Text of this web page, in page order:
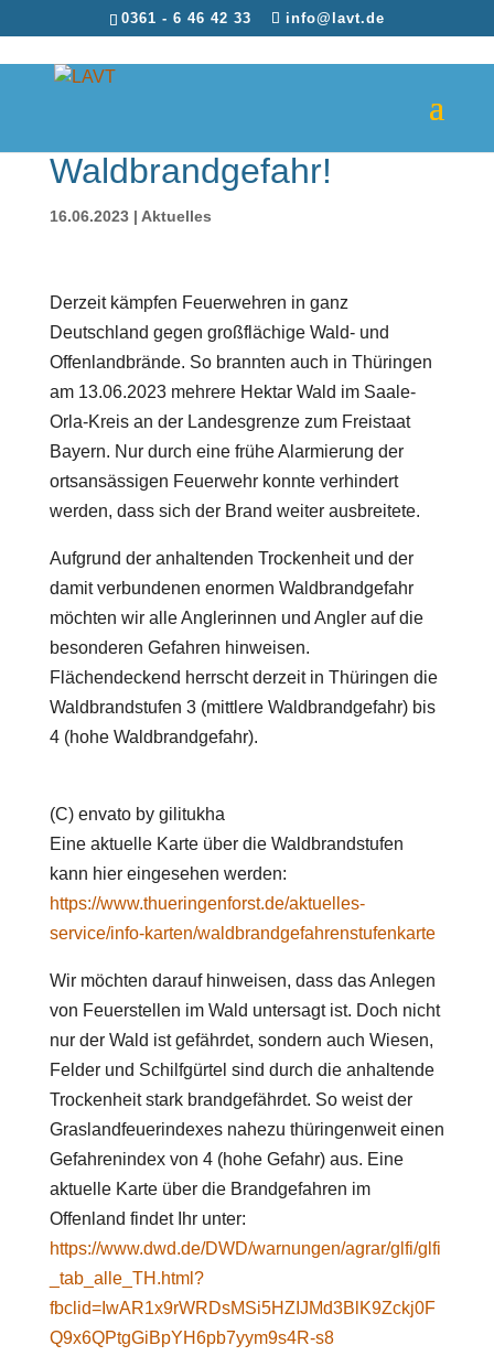
0361 - 6 46 42 33 info@lavt.de
Waldbrandgefahr!
16.06.2023| Aktuelles
Derzeit kämpfen Feuerwehren in ganz
Deutschland gegen großflächige Wald- und
Offenlandbrände. So brannten auch in Thüringen
am 13.06.2023 mehrere Hektar Wald im Saale-
Orla-Kreis an der Landesgrenze zum Freistaat
Bayern. Nur durch eine frühe Alarmierung der
ortsansässigen Feuerwehr konnte verhindert
werden, dass sich der Brand weiter ausbreitete.
Aufgrund der anhaltenden Trockenheit und der
damit verbundenen enormen Waldbrandgefahr
möchten wir alle Anglerinnen und Angler auf die
besonderen Gefahren hinweisen.
Flächendeckend herrscht derzeit in Thüringen die
Waldbrandstufen 3 (mittlere Waldbrandgefahr) bis
4 (hohe Waldbrandgefahr).
(C) envato by gilitukha
Eine aktuelle Karte über die Waldbrandstufen
kann hier eingesehen werden:
https://www.thueringenforst.de/aktuelles-
service/info-karten/waldbrandgefahrenstufenkarte
Wir möchten darauf hinweisen, dass das Anlegen
von Feuerstellen im Wald untersagt ist. Doch nicht
nur der Wald ist gefährdet, sondern auch Wiesen,
Felder und Schilfgürtel sind durch die anhaltende
Trockenheit stark brandgefährdet. So weist der
Graslandfeuerindexes nahezu thüringenweit einen
Gefahrenindex von 4 (hohe Gefahr) aus. Eine
aktuelle Karte über die Brandgefahren im
Offenland findet Ihr unter:
https://www.dwd.de/DWD/warnungen/agrar/glfi/glfi
_tab_alle_TH.html?
fbclid=IwAR1x9rWRDsMSi5HZIJMd3BlK9Zckj0F
Q9x6QPtgGiBpYH6pb7yym9s4R-s8